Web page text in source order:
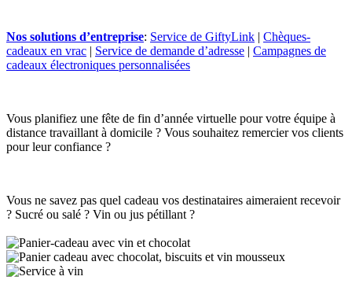
Nos solutions d’entreprise: Service de GiftyLink | Chèques-
cadeaux en vrac | Service de demande d’adresse | Campagnes de
cadeaux électroniques personnalisées
Vous planifiez une fête de fin d’année virtuelle pour votre équipe à
distance travaillant à domicile ? Vous souhaitez remercier vos clients
pour leur confiance ?
Vous ne savez pas quel cadeau vos destinataires aimeraient recevoir
? Sucré ou salé ? Vin ou jus pétillant ?